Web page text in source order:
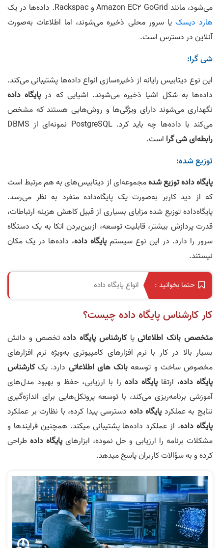
می‌شود، مانند Amazon EC2 GoGrid و Rackspac. داده‌ها در یک
هارد دیسک یا سرور محلی ذخیره می‌شوند، اما اطلاعات به‌صورت
آنلاین در دسترس است.
شی گرا:
این نوع دیتابیس رایانه از ذخیره‌سازی انواع داده‌ها پشتیبانی می‌کند.
داده‌ها به شکل اشیا ذخیره می‌شوند. اشیایی که در پایگاه‌ داده
نگهداری می‌شوند دارای ویژگی‌ها و روش‌هایی هستند که مشخص
می‌کند با داده‌ها چه باید کرد. PostgreSQL نمونه‌ای از DBMS
رابطه‌ای شی گرا است.
توزیع شده:
پایگاه‌ داده توزیع شدهمجموعه‌ای از دیتابیس‌های به هم مرتبط است
که از دید کاربر به‌صورت یک پایگاه‌داده منفرد به نظر می‌رسد.
پایگاه‌داده توزیع شده مزایای بسیاری از قبیل کاهش هزینه ارتباطات،
قدرت پردازش بیشتر، قابلیت توسعه، ازبین‌بردن اتکا به یک دستگاه
سرور را دارد. در این نوع سیستم پایگاه‌ داده، داده‌ها در یک مکان
نیستند.
حتما بخوانید : انواع پایگاه‌ داده
کار کارشناس پایگاه داده چیست؟
متخصص بانک اطلاعاتییا کارشناس پایگاه‌ داده تخصص و دانش
بسیار بالا در کار با نرم‌ افزارهای کامپیوتری به‌ویژه نرم‌ افزارهای
مخصوص ساخت و توسعه بانک‌ های اطلاعاتی دارد. یککارشناس
پایگاه‌ داده، ارتقا پایگاه‌ داده را با ارزیابی، حفظ و بهبود مدل‌های
آموزشی برنامه‌ریزی می‌کند، با توسعه پروتکل‌هایی برای اندازه‌گیری
نتایج به عملکرد پایگاه‌ داده دسترسی پیدا کرده، با نظارت بر عملکرد
پایگاه‌ داده، از عملکرد داده‌ها پشتیبانی میکند. همچنین فرایندها و
مشکلات برنامه را ارزیابی و حل نموده، ابزارهای پایگاه‌ داده طراحی
کرده و به سؤالات کاربران پاسخ میدهد.